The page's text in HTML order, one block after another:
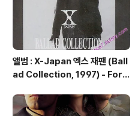
앨범 : X-Japan 엑스 재팬 (Ball
ad Collection, 1997) - Fore